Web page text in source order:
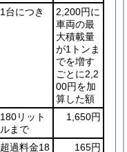
1台につき
2,200円に
車両の最
大積載量
が1トンま
でを増す
ごとに2,2
00円を加
算した額
180リット
ルまで
1,650円
超過料金18
165円